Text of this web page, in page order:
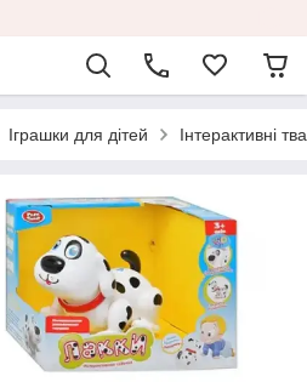
Іграшки для дітей Інтерактивні